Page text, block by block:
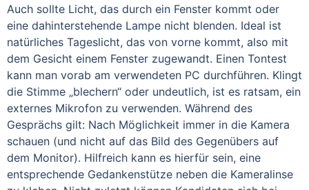
Auch sollte Licht, das durch ein Fenster kommt oder
eine dahinterstehende Lampe nicht blenden. Ideal ist
natürliches Tageslicht, das von vorne kommt, also mit
dem Gesicht einem Fenster zugewandt. Einen Tontest
kann man vorab am verwendeten PC durchführen. Klingt
die Stimme „blechern“ oder undeutlich, ist es ratsam, ein
externes Mikrofon zu verwenden. Während des
Gesprächs gilt: Nach Möglichkeit immer in die Kamera
schauen (und nicht auf das Bild des Gegenübers auf
dem Monitor). Hilfreich kann es hierfür sein, eine
entsprechende Gedankenstütze neben die Kameralinse